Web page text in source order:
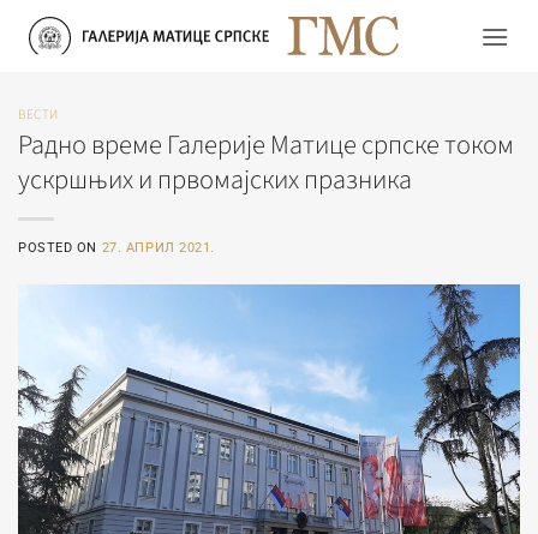
Прескочи
ВЕСТИ
Радно време Галерије Матице српске током
ускршњих и првомајских празника
POSTED ON 27. АПРИЛ 2021.